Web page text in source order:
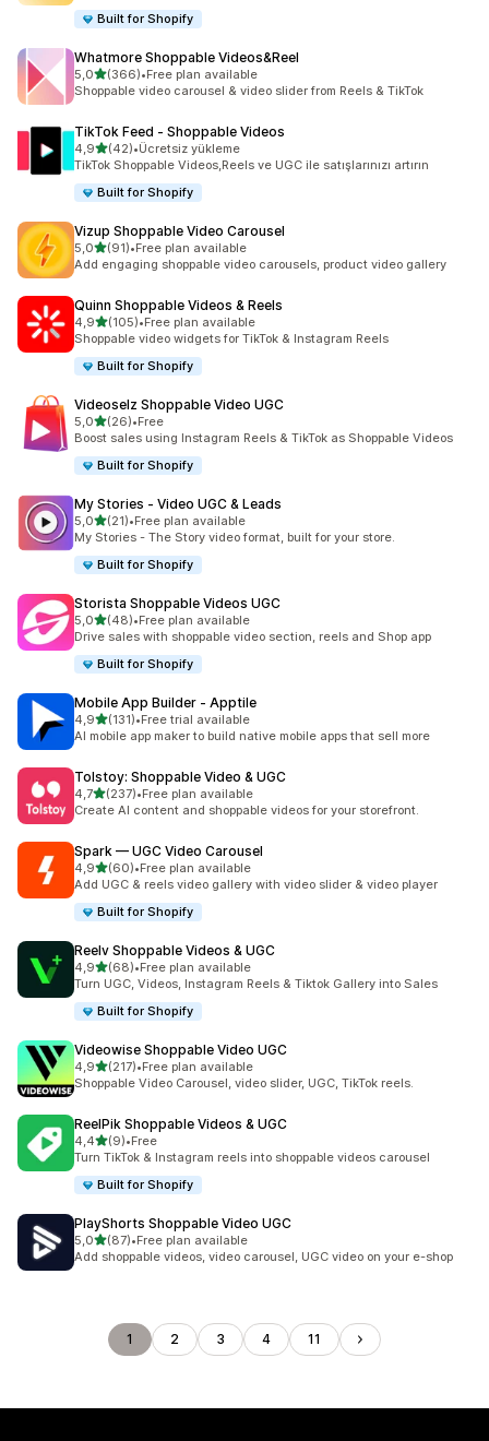
Built for Shopify
Whatmore Shoppable Videos&Reel
5,05 yıldız üzerinden
(366)
toplam 366 değerlendirme
•Free plan available
Shoppable video carousel & video slider from Reels & TikTok
TikTok Feed ‑ Shoppable Videos
4,95 yıldız üzerinden
(42)
toplam 42 değerlendirme
•Ücretsiz yükleme
TikTok Shoppable Videos,Reels ve UGC ile satışlarınızı artırın
Built for Shopify
Vizup Shoppable Video Carousel
5,05 yıldız üzerinden
(91)
toplam 91 değerlendirme
•Free plan available
Add engaging shoppable video carousels, product video gallery
Quinn Shoppable Videos & Reels
4,95 yıldız üzerinden
(105)
toplam 105 değerlendirme
•Free plan available
Shoppable video widgets for TikTok & Instagram Reels
Built for Shopify
Videoselz Shoppable Video UGC
5,05 yıldız üzerinden
(26)
toplam 26 değerlendirme
•Free
Boost sales using Instagram Reels & TikTok as Shoppable Videos
Built for Shopify
My Stories ‑ Video UGC & Leads
5,05 yıldız üzerinden
(21)
toplam 21 değerlendirme
•Free plan available
My Stories - The Story video format, built for your store.
Built for Shopify
Storista Shoppable Videos UGC
5,05 yıldız üzerinden
(48)
toplam 48 değerlendirme
•Free plan available
Drive sales with shoppable video section, reels and Shop app
Built for Shopify
Mobile App Builder ‑ Apptile
4,95 yıldız üzerinden
(131)
toplam 131 değerlendirme
•Free trial available
AI mobile app maker to build native mobile apps that sell more
Tolstoy: Shoppable Video & UGC
4,75 yıldız üzerinden
(237)
toplam 237 değerlendirme
•Free plan available
Create AI content and shoppable videos for your storefront.
Spark — UGC Video Carousel
4,95 yıldız üzerinden
(60)
toplam 60 değerlendirme
•Free plan available
Add UGC & reels video gallery with video slider & video player
Built for Shopify
Reelv Shoppable Videos & UGC
4,95 yıldız üzerinden
(68)
toplam 68 değerlendirme
•Free plan available
Turn UGC, Videos, Instagram Reels & Tiktok Gallery into Sales
Built for Shopify
Videowise Shoppable Video UGC
4,95 yıldız üzerinden
(217)
toplam 217 değerlendirme
•Free plan available
Shoppable Video Carousel, video slider, UGC, TikTok reels.
ReelPik Shoppable Videos & UGC
4,45 yıldız üzerinden
(9)
toplam 9 değerlendirme
•Free
Turn TikTok & Instagram reels into shoppable videos carousel
Built for Shopify
PlayShorts Shoppable Video UGC
5,05 yıldız üzerinden
(87)
toplam 87 değerlendirme
•Free plan available
Add shoppable videos, video carousel, UGC video on your e-shop
1 2 3 4 11